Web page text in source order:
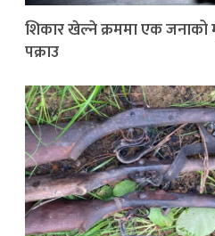
शिकार खेल्ने क्रममा एक
पक्राउ